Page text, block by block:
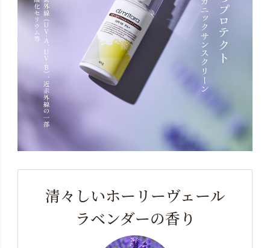
清々しいホーリーヴェール
ラベンダーの香り